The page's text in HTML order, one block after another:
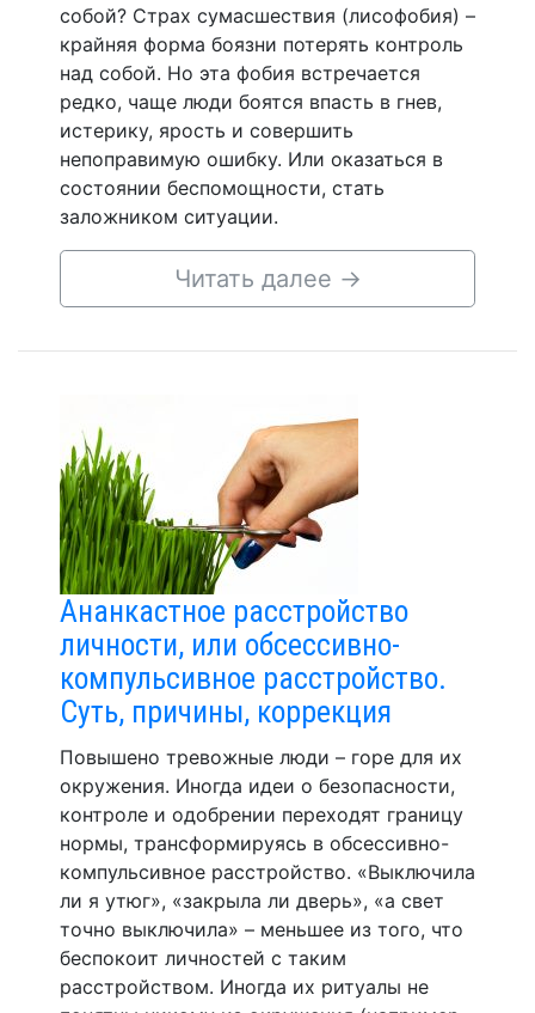
собой? Страх сумасшествия (лисофобия) –
крайняя форма боязни потерять контроль
над собой. Но эта фобия встречается
редко, чаще люди боятся впасть в гнев,
истерику, ярость и совершить
непоправимую ошибку. Или оказаться в
состоянии беспомощности, стать
заложником ситуации.
Читать далее →
Ананкастное расстройство
личности, или обсессивно-
компульсивное расстройство.
Суть, причины, коррекция
Повышено тревожные люди – горе для их
окружения. Иногда идеи о безопасности,
контроле и одобрении переходят границу
нормы, трансформируясь в обсессивно-
компульсивное расстройство. «Выключила
ли я утюг», «закрыла ли дверь», «а свет
точно выключила» – меньшее из того, что
беспокоит личностей с таким
расстройством. Иногда их ритуалы не